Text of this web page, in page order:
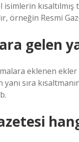
örneğin Resmi
gelen
eklenen ekler
yanı sıra